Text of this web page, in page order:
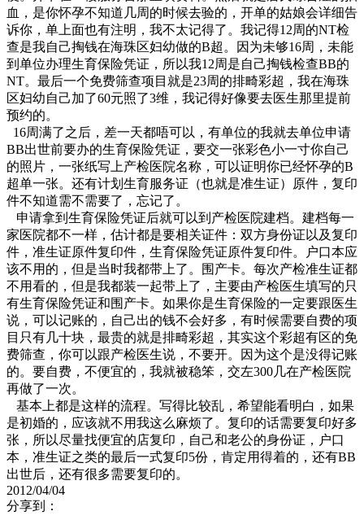
血，是你怀孕不知道几周的时候去验的，开单的姑娘会详细告
诉你，单上面也有注明，我不太记得了。我记得12周的NT检
查是我自己掏钱在海珠区妇幼做的B超。因为未够16周，未能
到单位办理生育保险凭证，所以我12周是自己掏钱检查BB的
NT。最后一个免费筛查项目就是23周的排畸彩超，我在海珠
区妇幼自己加了60元照了3维，我记得好像要去医生那里提前
预约的。
16周满了之后，差一天都唔可以，有单位的我就去单位申请
BB出世前要办的生育保险凭证，要交一张彩色小一寸你自己
的照片，一张纸写上产检医院名称，可以证明你已经怀孕的B
超单一张。还有计划生育服务证（也就是准生证）原件，复印
件不知道需不需要了，忘记了。
申请拿到生育保险凭证后就可以到产检医院建档。建档每一
家医院都不一样，估计都是要相关证件：双方身份证以及复印
件，准生证原件复印件，生育保险凭证原件复印件。户口本应
该不用的，但是当时我都带上了。围产卡。每次产检准生证都
不用看的，但是我都装一起带上了，主要由产检医生填写的只
有生育保险凭证和围产卡。如果你是生育保险的一定要跟医生
说，可以记账的，自己出的钱不会好多，有时候需要自费的项
目只有几十块，最贵的就是排畸彩超，其实这个彩超有区的免
费筛查，你可以跟产检医生说，不要开。因为这个是没得记账
的。要自费，不便宜的，我就被稳笨，交左300几在产检医院
再做了一次。
基本上都是这样的流程。写得比较乱，希望能看明白，如果
是初婚的，应该就不用我这么麻烦了。复印的话需要复印好多
张，所以尽量找便宜的店复印，自己和老公的身份证，户口
本，准生证之类的最后一式复印5份，肯定用得着的，还有BB
出世后，还有很多需要复印的。
2012/04/04
分享到：